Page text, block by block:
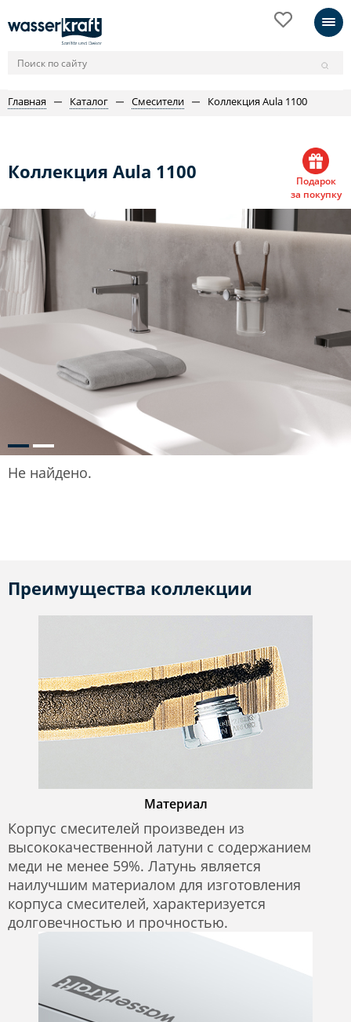
Главная Каталог Смесители Коллекция Aula 1100
Коллекция Aula 1100
Подарок
за покупку
Не найдено.
Преимущества коллекции
Материал
Корпус смесителей произведен из
высококачественной латуни с содержанием
меди не менее 59%. Латунь является
наилучшим материалом для изготовления
корпуса смесителей, характеризуется
долговечностью и прочностью.